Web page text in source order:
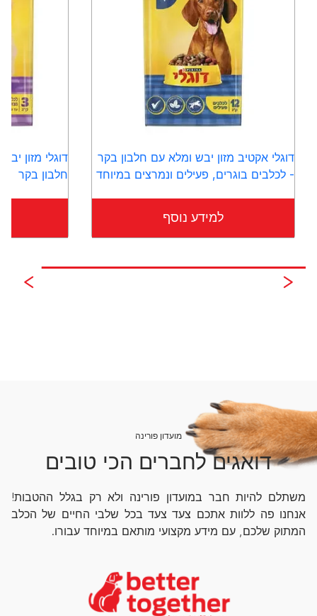
דוגלי אקטיב מזון יבש ומלא עם חלבון בקר
- לכלבים בוגרים, פעילים ונמרצים במיוחד
למידע נוסף
דוגלי מזון
חלבון בקר
מועדון פורינה
דואגים לחברים הכי טובים
משתלם להיות חבר במועדון פורינה ולא רק בגלל ההטבות!
אנחנו פה ללוות אתכם צעד צעד בכל שלבי החיים של הכלב
המתוק שלכם, עם מידע מקצועי מותאם במיוחד עבורו.